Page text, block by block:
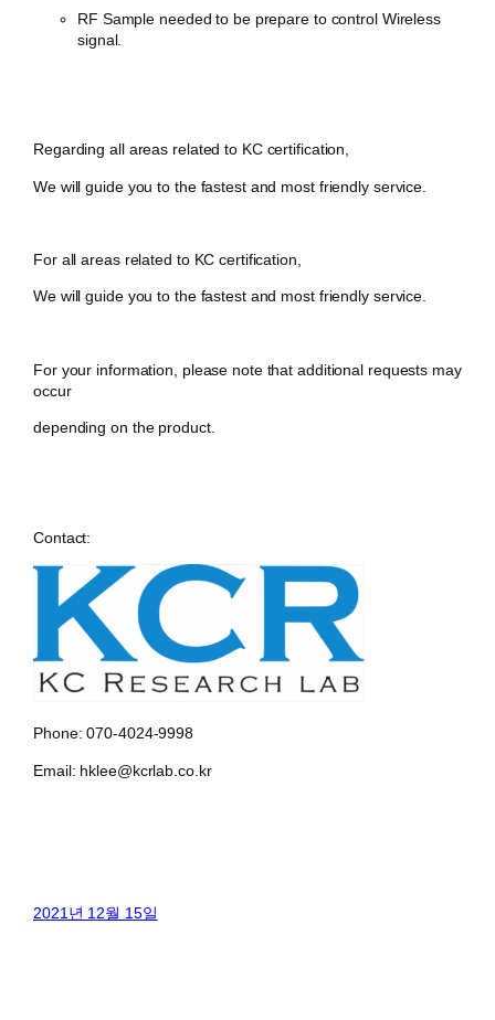
RF Sample needed to be prepare to control Wireless
signal.
Regarding all areas related to KC certification,
We will guide you to the fastest and most friendly service.
For all areas related to KC certification,
We will guide you to the fastest and most friendly service.
For your information, please note that additional requests may
occur
depending on the product.
Contact:
Phone: 070-4024-9998
Email: hklee@kcrlab.co.kr
2021년 12월 15일